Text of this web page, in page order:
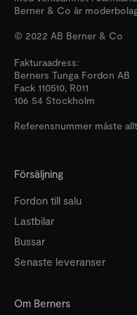
Berner & Co är
© 2022 AB Berner & Co
Fakturaadress:
Berners Tunga Fordon AB
Fack 110510, R011
106 54 Stockholm
Referensnummer måste
Försäljning
Fordon till salu
Lastbilar
Bussar
Senaste leveranser
Om Berners